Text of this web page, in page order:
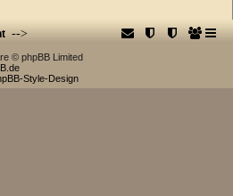
-->
© phpBB Limited
Style-Design